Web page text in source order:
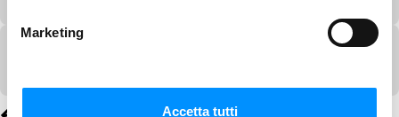
Marketing
Accetta tutti